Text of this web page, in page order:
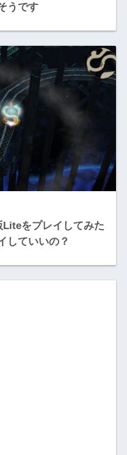
うです
Liteをプレイしてみた
していいの？